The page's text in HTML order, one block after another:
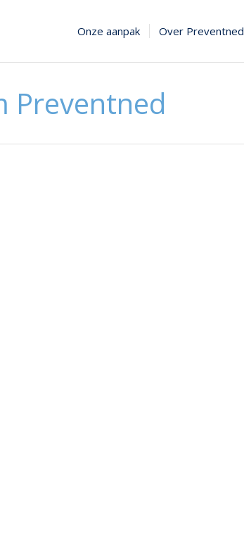
Onze aanpak Over Preventned
Preventned